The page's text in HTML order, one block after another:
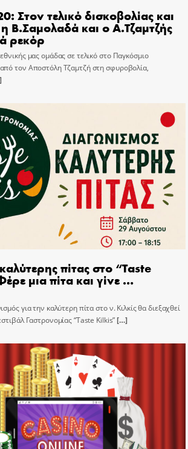
Στον τελικό δισκοβολίας και
Β.Σαμολαδά και ο Α.Τζαμτζής
ρεκόρ
μας ομάδας σε τελικό στο Παγκόσμιο
τον Αποστόλη Τζαμτζή στη σφυροβολία,
πίτας στο “Taste
μια πίτα και γίνε …
για την καλύτερη πίτα στο ν. Κιλκίς θα διεξαχθεί
Γαστρονομίας “Taste Kilkis”[…]